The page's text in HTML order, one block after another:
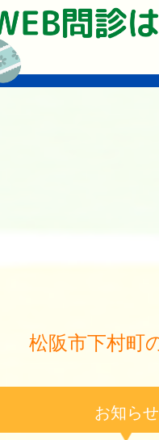
松阪市下村町
お知らせ